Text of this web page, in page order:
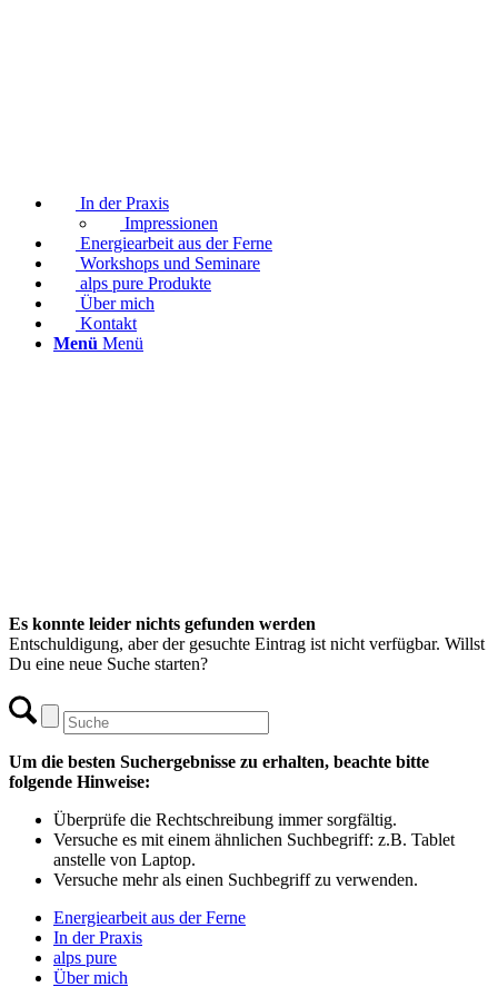
In der Praxis
Impressionen
Energiearbeit aus der Ferne
Workshops und Seminare
alps pure Produkte
Über mich
Kontakt
Menü Menü
Es konnte leider nichts gefunden werden
Entschuldigung, aber der gesuchte Eintrag ist nicht verfügbar. Willst
Du eine neue Suche starten?
Um die besten Suchergebnisse zu erhalten, beachte bitte
folgende Hinweise:
Überprüfe die Rechtschreibung immer sorgfältig.
Versuche es mit einem ähnlichen Suchbegriff: z.B. Tablet
anstelle von Laptop.
Versuche mehr als einen Suchbegriff zu verwenden.
Energiearbeit aus der Ferne
In der Praxis
alps pure
Über mich